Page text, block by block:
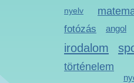
nyelv
fotózás angol
irodalom
történelem